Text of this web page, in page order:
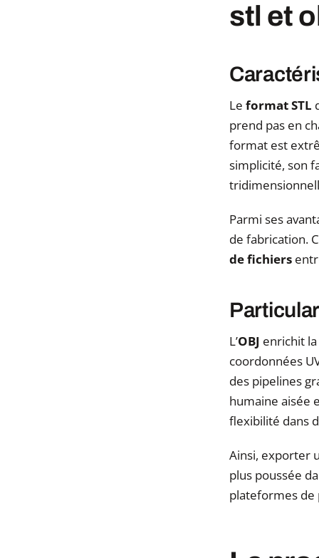
stl et
Le format STL
prend pas en
format est
simplicité, son
Parmi ses
de fabrication.
de fichiers
L’OBJ enrichit
coordonnées
des pipelines
humaine aisée
flexibilité dans
Ainsi, exporter
plus poussée
plateformes